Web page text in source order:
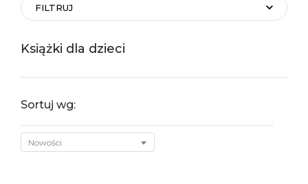
FILTRUJ
Książki dla dzieci
Sortuj wg:
Nowości